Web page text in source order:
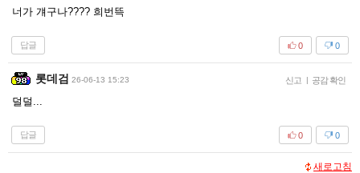
너가 걔구나???? 희번뜩
답글 0
0
롯데검 26-06-13 15:23 신고 | 공감 확인
덜덜...
답글 0
0
새로고침